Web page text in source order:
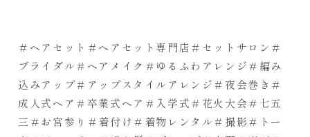
＃ヘアセット＃ヘアセット専門店＃セットサロン＃
ブライダル＃ヘアメイク＃ゆるふわアレンジ＃編み
込みアップ＃アップスタイルアレンジ＃夜会巻き＃
成人式ヘア＃卒業式ヘア＃入学式＃花火大会＃七五
三＃お宮参り＃着付け＃着物レンタル＃撮影＃トー